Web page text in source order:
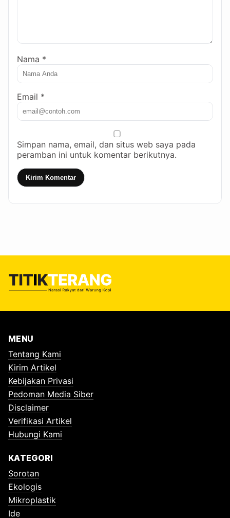
Nama *
Email *
Simpan nama, email, dan situs web saya pada
peramban ini untuk komentar berikutnya.
Kirim Komentar
MENU
Tentang Kami
Kirim Artikel
Kebijakan Privasi
Pedoman Media Siber
Disclaimer
Verifikasi Artikel
Hubungi Kami
KATEGORI
Sorotan
Ekologis
Mikroplastik
Ide